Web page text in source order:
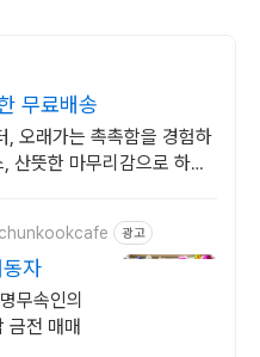
무료배송
, 오래가는 촉촉함을 경험하
산뜻한 마무리감으로 하루
광고
자
무속인의
금전 매매